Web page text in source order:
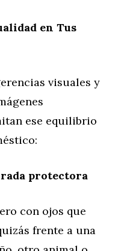
en Tus
visuales y
ese equilibrio
protectora
con ojos que
frente a una